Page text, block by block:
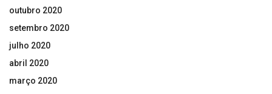
outubro 2020
setembro 2020
julho 2020
abril 2020
março 2020